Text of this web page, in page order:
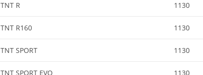
TNT R 1130
TNT R160 1130
TNT SPORT 1130
TNT SPORT EVO 1130